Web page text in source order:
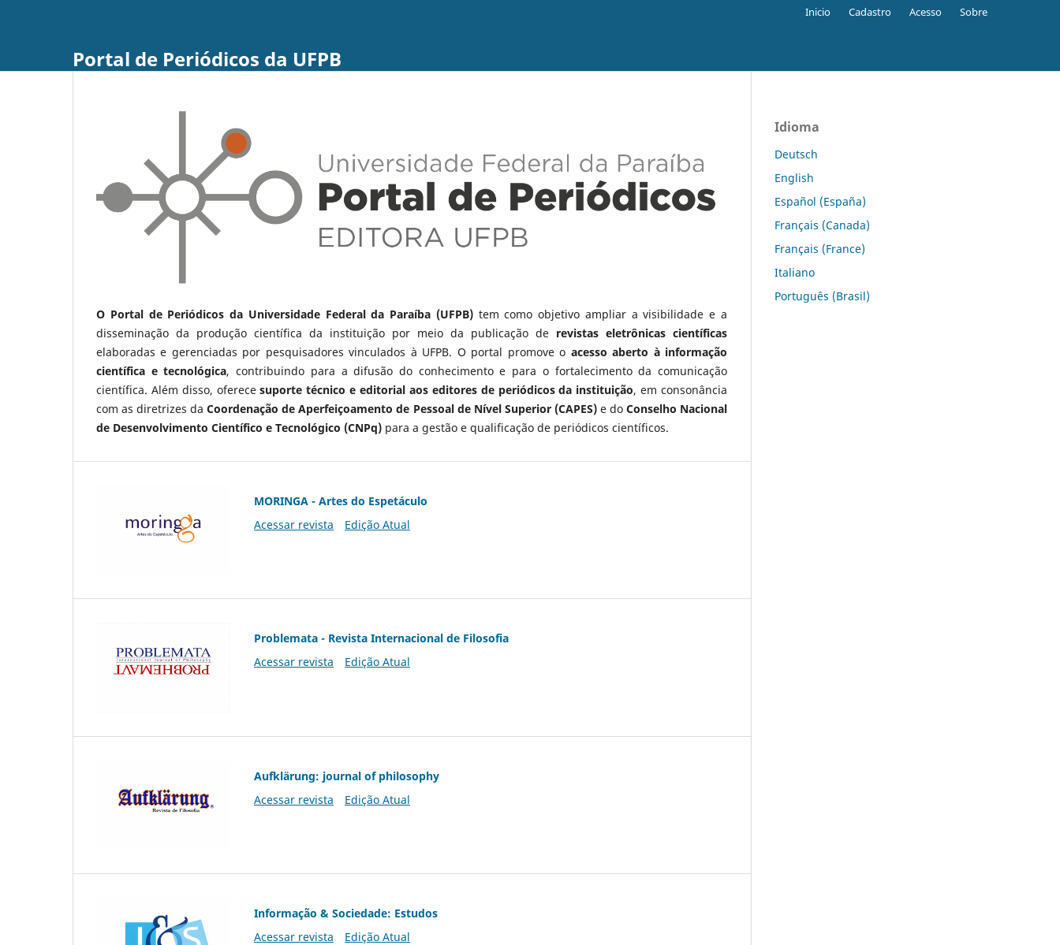
Portal de Periódicos da UFPB
Inicio Cadastro Acesso Sobre
O Portal de Periódicos da Universidade Federal da Paraíba (UFPB)tem como objetivo ampliar a visibilidade e a
disseminação da produção científica da instituição por meio da publicação de revistas eletrônicas científicas
elaboradas e gerenciadas por pesquisadores vinculados à UFPB. O portal promove o acesso aberto à informação
científica e tecnológica, contribuindo para a difusão do conhecimento e para o fortalecimento da comunicação
científica. Além disso, oferecesuporte técnico e editorial aos editores de periódicos da instituição, em consonância
com as diretrizes daCoordenação de Aperfeiçoamento de Pessoal de Nível Superior (CAPES)e do Conselho Nacional
de Desenvolvimento Científico e Tecnológico (CNPq) para a gestão e qualificação de periódicos científicos.
MORINGA - Artes do Espetáculo
Acessar revista
Edição Atual
Problemata - Revista Internacional de Filosofia
Acessar revista
Edição Atual
Aufklärung: journal of philosophy
Acessar revista
Edição Atual
Informação & Sociedade: Estudos
Acessar revista
Edição Atual
Idioma
Deutsch
English
Español (España)
Français (Canada)
Français (France)
Italiano
Português (Brasil)